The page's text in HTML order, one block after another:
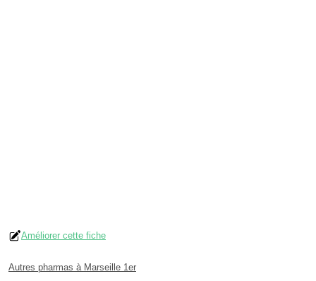
Améliorer cette fiche
Autres pharmas à Marseille 1er